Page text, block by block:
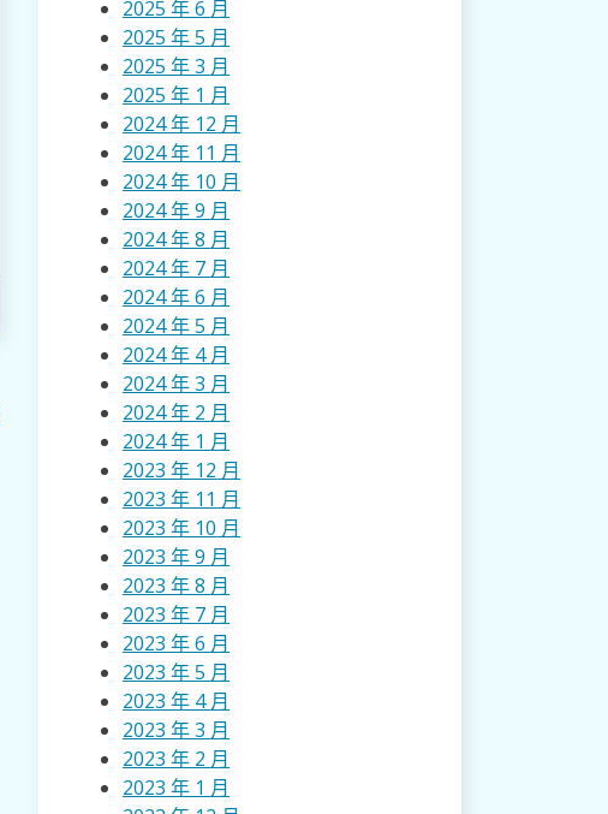
2025 年 6 月
2025 年 5 月
2025 年 3 月
2025 年 1 月
2024 年 12 月
2024 年 11 月
2024 年 10 月
2024 年 9 月
2024 年 8 月
2024 年 7 月
2024 年 6 月
2024 年 5 月
2024 年 4 月
2024 年 3 月
2024 年 2 月
2024 年 1 月
2023 年 12 月
2023 年 11 月
2023 年 10 月
2023 年 9 月
2023 年 8 月
2023 年 7 月
2023 年 6 月
2023 年 5 月
2023 年 4 月
2023 年 3 月
2023 年 2 月
2023 年 1 月